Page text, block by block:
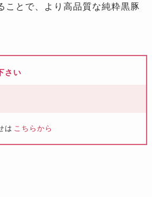
ことで、より高品質な純粋黒豚
さい
は こちらから